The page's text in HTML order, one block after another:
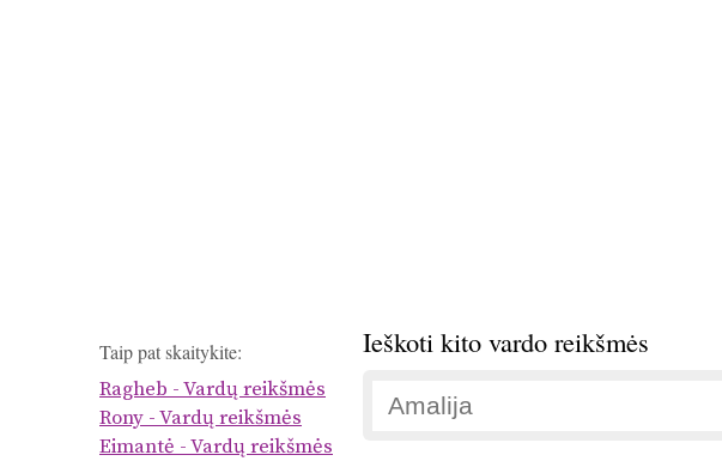
Taip pat skaitykite:
Ragheb - Vardų reikšmės
Rony - Vardų reikšmės
Eimantė - Vardų reikšmės
Ieškoti kito vardo reikšmės